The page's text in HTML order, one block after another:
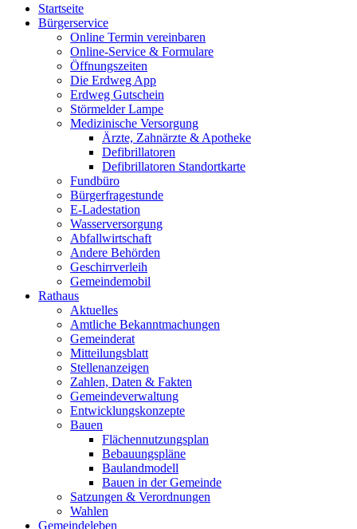
Startseite
Bürgerservice
Online Termin vereinbaren
Online-Service & Formulare
Öffnungszeiten
Die Erdweg App
Erdweg Gutschein
Störmelder Lampe
Medizinische Versorgung
Ärzte, Zahnärzte & Apotheke
Defibrillatoren
Defibrillatoren Standortkarte
Fundbüro
Bürgerfragestunde
E-Ladestation
Wasserversorgung
Abfallwirtschaft
Andere Behörden
Geschirrverleih
Gemeindemobil
Rathaus
Aktuelles
Amtliche Bekanntmachungen
Gemeinderat
Mitteilungsblatt
Stellenanzeigen
Zahlen, Daten & Fakten
Gemeindeverwaltung
Entwicklungskonzepte
Bauen
Flächennutzungsplan
Bebauungspläne
Baulandmodell
Bauen in der Gemeinde
Satzungen & Verordnungen
Wahlen
Gemeindeleben